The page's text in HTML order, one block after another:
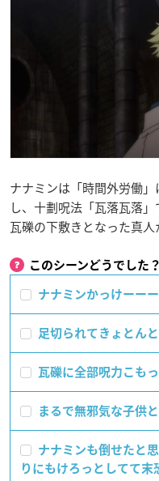
ナナミンは「時間外労働
し、十劃呪法「瓦落瓦落」
瓦礫の下敷きとなった真人
このシーンどうでした？
ナナミンかっけーーー
足切られてきょとん
瓦礫に全部呪力こも
まるで無邪気な子供
ナナミンも倒せたと
りにもけろっとしてて末